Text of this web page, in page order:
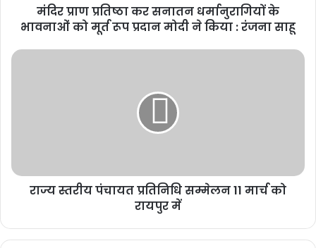
मंदिर प्राण प्रतिष्ठा कर सनातन धर्मानुरागियों के
भावनाओं को मूर्त रूप प्रदान मोदी ने किया : रंजना साहू
राज्य स्तरीय पंचायत प्रतिनिधि सम्मेलन 11 मार्च को
रायपुर में